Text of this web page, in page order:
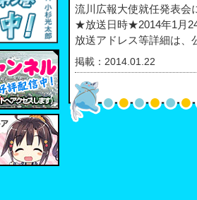
流川広報大使就任発表会
★放送日時★2014年1月
放送アドレス等詳細は、
掲載：2014.01.22